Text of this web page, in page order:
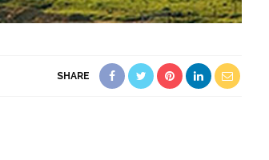
SHARE